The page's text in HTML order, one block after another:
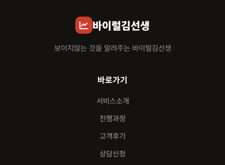
바이럴김선생
보이지않는 것을 알려주는 바이럴김선생
바로가기
서비스소개
진행과정
고객후기
상담신청